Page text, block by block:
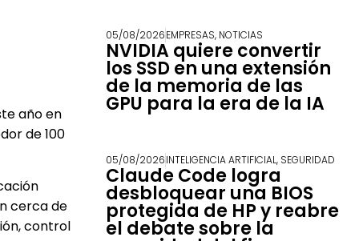
año en
de 100
cerca de
control
05/08/2026EMPRESAS, NOTICIAS
NVIDIA quiere convertir
los SSD en una extensión
de la memoria de las
GPU para la era de la IA
05/08/2026INTELIGENCIA ARTIFICIAL, SEGURIDAD
Claude Code logra
desbloquear una BIOS
protegida de HP y reabre
el debate sobre la